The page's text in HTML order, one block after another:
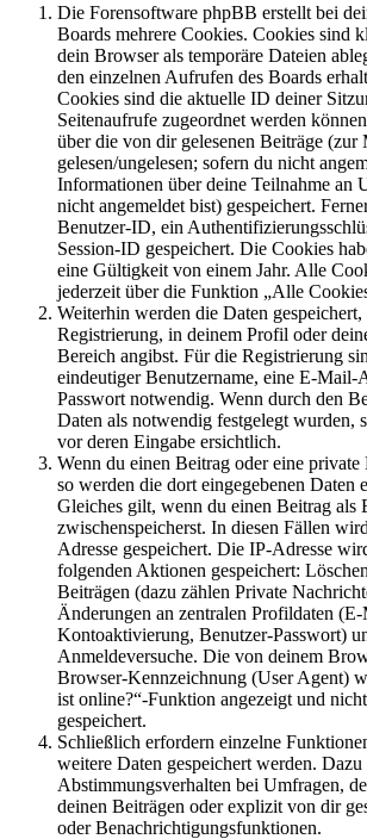
Die Forensoftware phpBB erstellt bei
Boards mehrere Cookies. Cookies sind
dein Browser als temporäre Dateien
den einzelnen Aufrufen des Boards
Cookies sind die aktuelle ID deiner
Seitenaufrufe zugeordnet werden
über die von dir gelesenen Beiträge (zur
gelesen/ungelesen; sofern du nicht
Informationen über deine Teilnahme an
nicht angemeldet bist) gespeichert.
Benutzer-ID, ein
Session-ID gespeichert. Die Cookies
eine Gültigkeit von einem Jahr. Alle
jederzeit über die Funktion „Alle
Weiterhin werden die Daten
Registrierung, in deinem Profil oder
Bereich angibst. Für die Registrierung
eindeutiger Benutzername, eine E-Mail-
Passwort notwendig. Wenn durch den
Daten als notwendig festgelegt wurden,
vor deren Eingabe ersichtlich.
Wenn du einen Beitrag oder eine private
so werden die dort eingegebenen Daten
Gleiches gilt, wenn du einen Beitrag als
zwischenspeicherst. In diesen Fällen
Adresse gespeichert. Die IP-Adresse
folgenden Aktionen gespeichert:
Beiträgen (dazu zählen Private
Änderungen an zentralen Profildaten
Kontoaktivierung, Benutzer-Passwort)
Anmeldeversuche. Die von deinem
Browser-Kennzeichnung (User Agent)
ist online?“-Funktion angezeigt und
gespeichert.
Schließlich erfordern einzelne
weitere Daten gespeichert werden. Dazu
Abstimmungsverhalten bei Umfragen,
deinen Beiträgen oder explizit von dir
oder Benachrichtigungsfunktionen.